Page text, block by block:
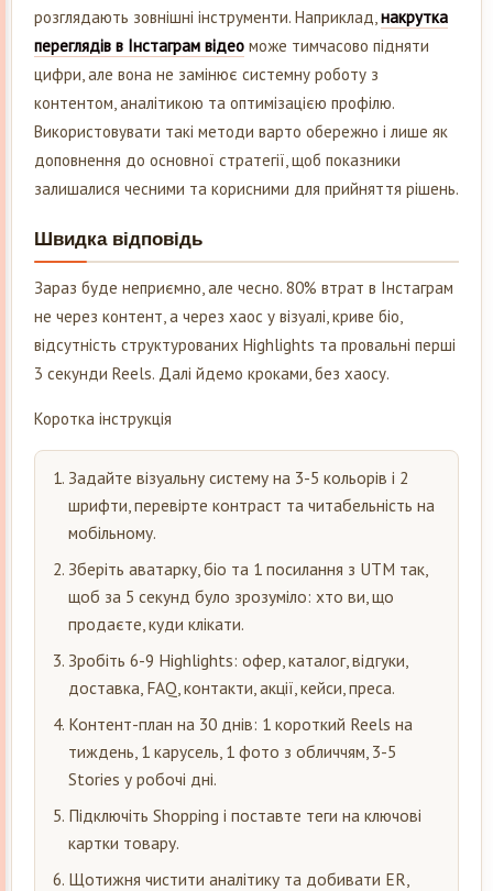
розглядають зовнішні інструменти. Наприклад,накрутка
переглядів в Інстаграм відео може тимчасово підняти
цифри, але вона не замінює системну роботу з
контентом, аналітикою та оптимізацією профілю.
Використовувати такі методи варто обережно і лише як
доповнення до основної стратегії, щоб показники
залишалися чесними та корисними для прийняття рішень.
Швидка відповідь
Зараз буде неприємно, але чесно. 80% втрат в Інстаграм
не через контент, а через хаос у візуалі, криве біо,
відсутність структурованих Highlights та провальні перші
3 секунди Reels. Далі йдемо кроками, без хаосу.
Коротка інструкція
Задайте візуальну систему на 3-5 кольорів і 2
шрифти, перевірте контраст та читабельність на
мобільному.
Зберіть аватарку, біо та 1 посилання з UTM так,
щоб за 5 секунд було зрозуміло: хто ви, що
продаєте, куди клікати.
Зробіть 6-9 Highlights: офер, каталог, відгуки,
доставка, FAQ, контакти, акції, кейси, преса.
Контент-план на 30 днів: 1 короткий Reels на
тиждень, 1 карусель, 1 фото з обличчям, 3-5
Stories у робочі дні.
Підключіть Shopping і поставте теги на ключові
картки товару.
Щотижня чистити аналітику та добивати ER,